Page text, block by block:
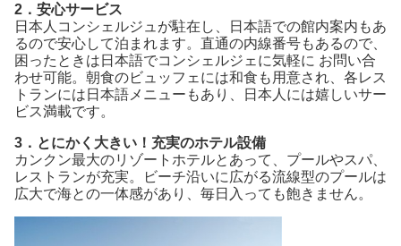
2．安心サービス
日本人コンシェルジュが駐在し、日本語での館内案内もあ
るので安心して泊まれます。直通の内線番号もあるので、
困ったときは日本語でコンシェルジェに気軽に お問い合
わせ可能。朝食のビュッフェには和食も用意され、各レス
トランには日本語メニューもあり、日本人には嬉しいサー
ビス満載です。
3．とにかく大きい！充実のホテル設備
カンクン最大のリゾートホテルとあって、プールやスパ、
レストランが充実。ビーチ沿いに広がる流線型のプールは
広大で海との一体感があり、毎日入っても飽きません。